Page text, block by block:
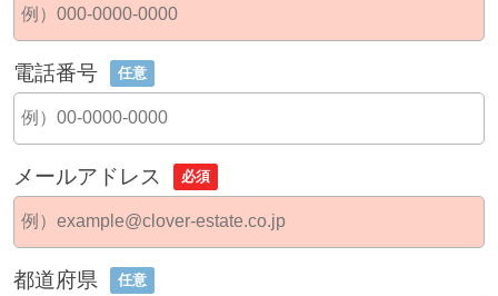
電話番号 任意
メールアドレス 必須
都道府県 任意